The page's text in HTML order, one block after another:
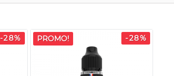
-28% PROMO! -28%